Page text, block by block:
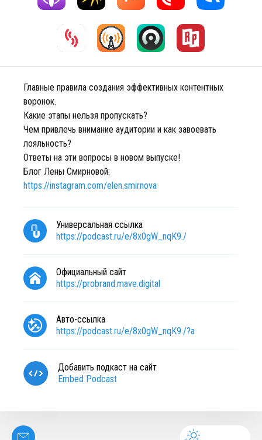
Главные правила создания эффективных контентных
воронок.
Какие этапы нельзя пропускать?
Чем привлечь внимание аудитории и как завоевать
лояльность?
Ответы на эти вопросы в новом выпуске!
Блог Лены Смирновой:
https://instagram.com/elen.smirnova
Универсальная ссылка
https://podcast.ru/e/8x0gW_nqK9./
Официальный сайт
https://probrand.mave.digital
Авто-ссылка
https://podcast.ru/e/8x0gW_nqK9./?a
Добавить подкаст на сайт
Embed Podcast